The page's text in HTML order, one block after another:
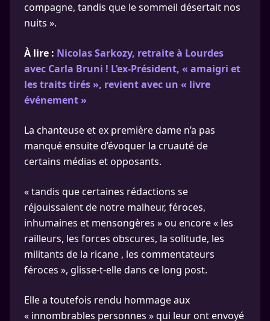
compagne, tandis que le sommeil désertait nos
nuits ».
À lire : Nicolas Sarkozy, retraite à Lourdes
avec Carla Bruni ! L’ex-Président, « amaigri et
les traits tirés », revient avec un « livre
événement »
La chanteuse et ex première dame n’a pas
manqué ensuite d’évoquer la cruauté de
certains médias et opposants.
« tandis que certaines rédactions se
réjouissaient de notre malheur, féroces,
inhumaines et mensongères » ou encore « les
railleurs, les forces obscures, la solitude, les
militants de la ricane , les commentateurs
féroces », glisse-t-elle dans ce long post.
Elle a toutefois rendu hommage aux
« innombrables personnes » qui leur ont envoyé